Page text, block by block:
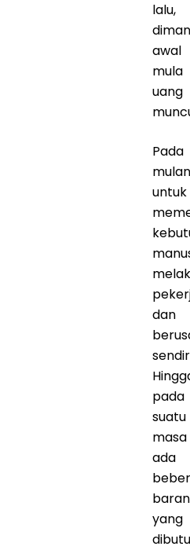
lalu,
awal
mula
uang
Pada
untuk
dan
pada
suatu
masa
ada
yang